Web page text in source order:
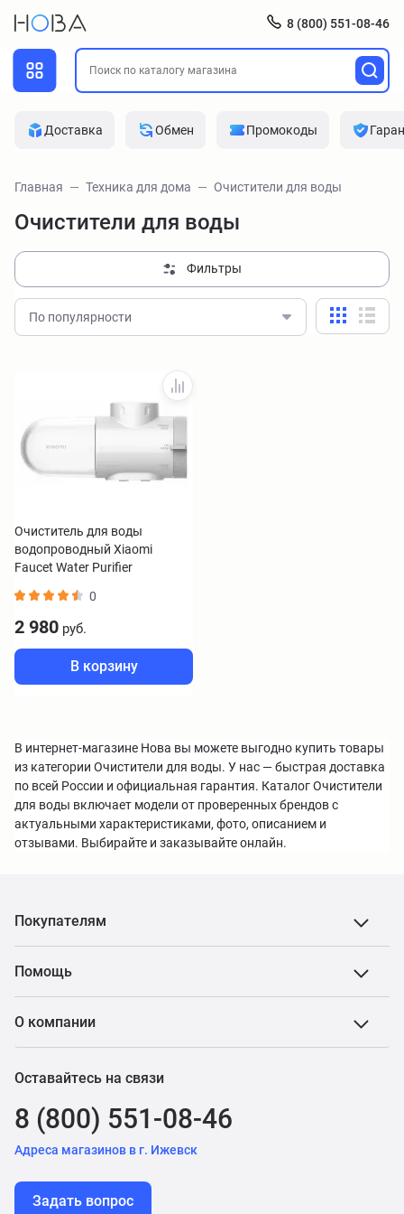
8 (800) 551-08-46
Доставка Обмен Промокоды
Главная Техника для дома Очистители для воды
Очистители для воды
Фильтры
По популярности
Очиститель для воды
водопроводный Xiaomi
Faucet Water Purifier
0
2 980 руб.
В корзину
В интернет-магазине Нова вы можете выгодно купить товары
из категории Очистители для воды. У нас — быстрая доставка
по всей России и официальная гарантия. Каталог Очистители
для воды включает модели от проверенных брендов с
актуальными характеристиками, фото, описанием и
отзывами. Выбирайте и заказывайте онлайн.
Покупателям
Помощь
О компании
Оставайтесь на связи
8 (800) 551-08-46
Адреса магазинов в г. Ижевск
Задать вопрос